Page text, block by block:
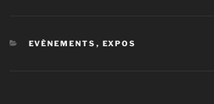
CATÉGORIES
EVÈNEMENTS , EXPOS